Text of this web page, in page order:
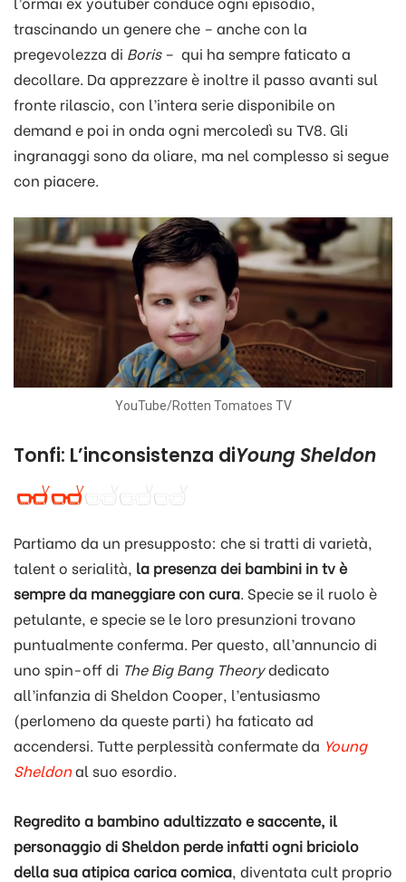
trascinando un genere che – anche con la
pregevolezza di Boris– qui ha sempre faticato a
decollare. Da apprezzare è inoltre il passo avanti sul
fronte rilascio, con l’intera serie disponibile on
demand e poi in onda ogni mercoledì su TV8. Gli
ingranaggi sono da oliare, ma nel complesso si segue
con piacere.
YouTube/Rotten Tomatoes TV
Tonfi: L’inconsistenza diYoung Sheldon
Partiamo da un presupposto: che si tratti di varietà,
talent o serialità, la presenza dei bambini in tv è
sempre da maneggiare con cura . Specie se il ruolo è
petulante, e specie se le loro presunzioni trovano
puntualmente conferma. Per questo, all’annuncio di
uno spin-off di The Big Bang Theorydedicato
all’infanzia di Sheldon Cooper, l’entusiasmo
(perlomeno da queste parti) ha faticato ad
accendersi. Tutte perplessità confermate da Young
Sheldonal suo esordio.
Regredito a bambino adultizzato e saccente, il
personaggio di Sheldon perde infatti ogni briciolo
della sua atipica carica comica, diventata cult proprio